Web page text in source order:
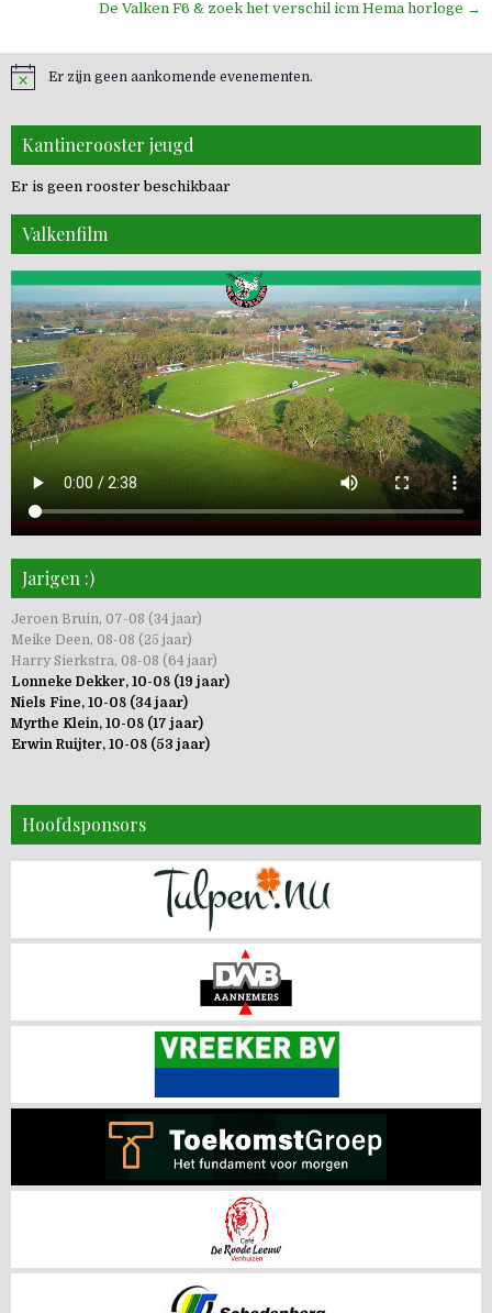
navigatieDe Valken F6 & zoek het verschil icm Hema horloge →
Er zijn geen aankomende evenementen.
Kantinerooster jeugd
Er is geen rooster beschikbaar
Valkenfilm
Jarigen :)
Jeroen Bruin, 07-08 (34 jaar)
Meike Deen, 08-08 (25 jaar)
Harry Sierkstra, 08-08 (64 jaar)
Lonneke Dekker, 10-08 (19 jaar)
Niels Fine, 10-08 (34 jaar)
Myrthe Klein, 10-08 (17 jaar)
Erwin Ruijter, 10-08 (53 jaar)
Hoofdsponsors